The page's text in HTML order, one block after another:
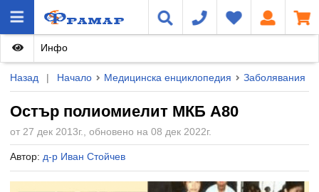
Назад | Начало Медицинска енциклопедия Заболявания
Остър полиомиелит МКБ A80
от 27 дек 2013г., обновено на 08 дек 2022г.
Автор: д-р Иван Стойчев
Инфо